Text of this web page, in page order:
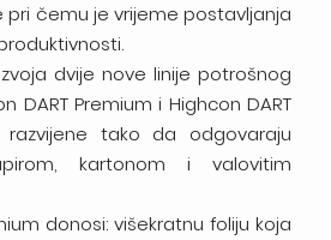
pri čemu je vrijeme postavljanja
dvije nove linije potrošnog
DART Premium i Highcon DART
tako da odgovaraju
kartonom i valovitim
donosi: višekratnu foliju koja